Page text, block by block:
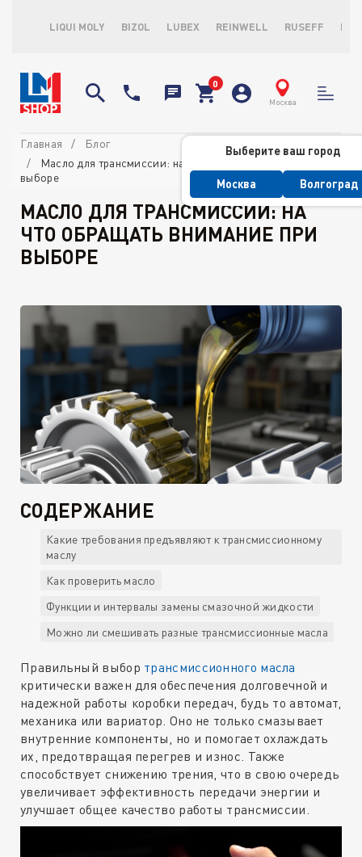
LIQUI MOLY BIZOL LUBEX REINWELL RUSEFF
Москва
Выберите ваш город
Москва Волгоград
Главная
Блог
Масло для трансмиссии: на что обращать внимание при
выборе
МАСЛО ДЛЯ ТРАНСМИССИИ: НА
ЧТО ОБРАЩАТЬ ВНИМАНИЕ ПРИ
ВЫБОРЕ
СОДЕРЖАНИЕ
Какие требования предъявляют к трансмиссионному
маслу
Как проверить масло
Функции и интервалы замены смазочной жидкости
Можно ли смешивать разные трансмиссионные масла
Правильный выбор трансмиссионного масла
критически важен для обеспечения долговечной и
надежной работы коробки передач, будь то автомат,
механика или вариатор. Оно не только смазывает
внутренние компоненты, но и помогает охлаждать
их, предотвращая перегрев и износ. Также
способствует снижению трения, что в свою очередь
увеличивает эффективность передачи энергии и
улучшает общее качество работы трансмиссии.